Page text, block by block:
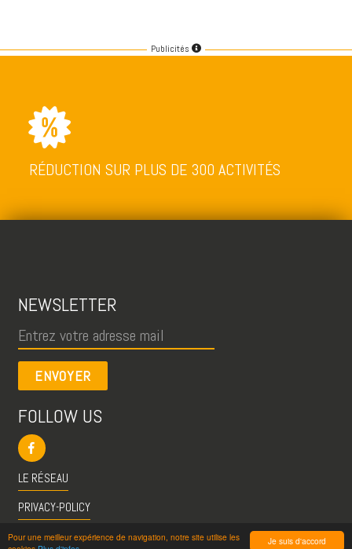
Je suis d'accord
Pour une meilleur expérience de navigation, notre site utilise les
Publicités
RÉDUCTION SUR PLUS DE 300 ACTIVITÉS
NEWSLETTER
ENVOYER
FOLLOW US
LE RÉSEAU
PRIVACY-POLICY
CGU